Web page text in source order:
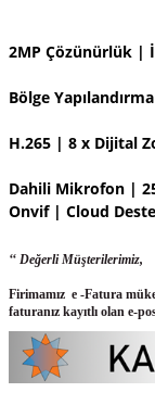
2MP Çözünürlük |
Bölge
H.265 | 8 x Dijital
Dahili Mikrofon |
Onvif | Cloud
‘‘ Değerli Müşterilerimiz,
Firimamız e -Fatura
faturanız kayıtlı olan e-